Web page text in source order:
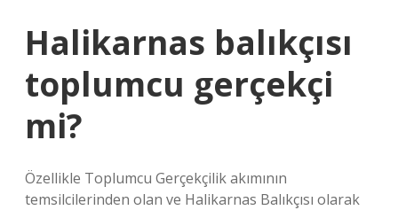
Halikarnas balıkçısı
toplumcu gerçekçi
mi?
Özellikle Toplumcu Gerçekçilik akımının
temsilcilerinden olan ve Halikarnas Balıkçısı olarak